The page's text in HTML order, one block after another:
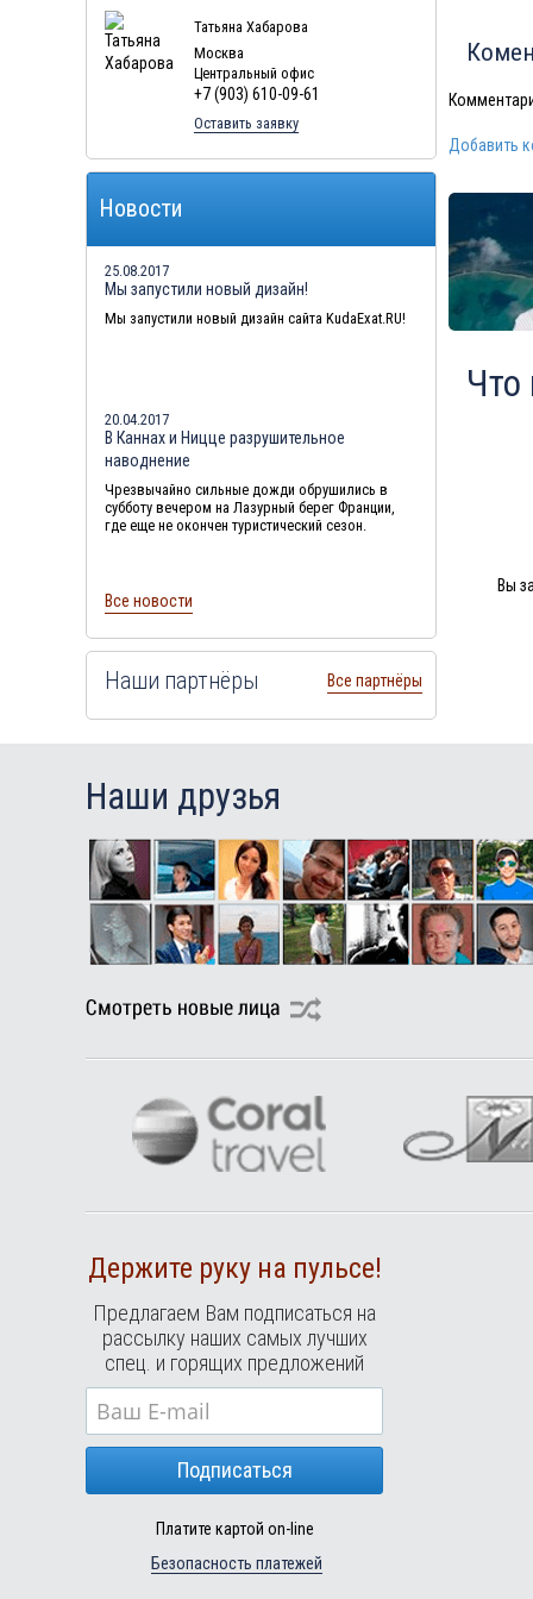
Добавить
Вы
Туры в Мальдивы в августе
Туры в Маврикий в августе
Татьяна Хабарова
Москва
Центральный офис
+7 (903) 610-09-61
Оставить заявку
Новости
25.08.2017
Мы запустили новый дизайн!
Мы запустили новый дизайн сайта KudaExat.RU!
20.04.2017
В Каннах и Ницце разрушительное
наводнение
Чрезвычайно сильные дожди обрушились в
субботу вечером на Лазурный берег Франции,
где еще не окончен туристический сезон.
Все новости
Наши партнёры Все партнёры
Наши друзья
Держите руку на пульсе!
Предлагаем Вам подписаться на
рассылку наших самых лучших
спец. и горящих предложений
Подписаться
Платите картой on-line
Безопасность платежей